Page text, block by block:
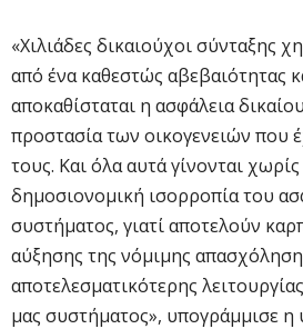
«Χιλιάδες δικαιούχοι σύνταξης
από ένα καθεστώς αβεβαιότητας
αποκαθίσταται η ασφάλεια
προστασία των οικογενειών που
τους. Και όλα αυτά γίνονται
δημοσιονομική ισορροπία του
συστήματος, γιατί αποτελούν
αύξησης της νόμιμης
αποτελεσματικότερης
μας συστήματος», υπογράμμισε η